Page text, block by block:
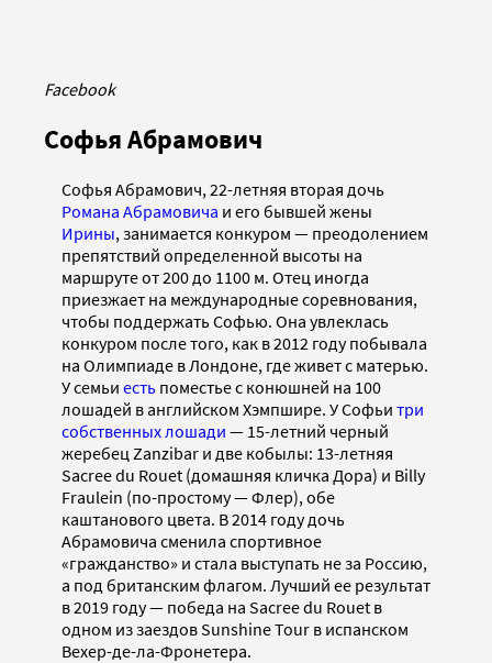
Facebook
Софья Абрамович
Софья Абрамович, 22-летняя вторая дочь
Романа Абрамовича и его бывшей жены
Ирины, занимается конкуром — преодолением
препятствий определенной высоты на
маршруте от 200 до 1100 м. Отец иногда
приезжает на международные соревнования,
чтобы поддержать Софью. Она увлеклась
конкуром после того, как в 2012 году побывала
на Олимпиаде в Лондоне, где живет с матерью.
У семьи есть поместье с конюшней на 100
лошадей в английском Хэмпшире. У Софьи три
собственных лошади — 15-летний черный
жеребец Zanzibar и две кобылы: 13-летняя
Sacree du Rouet (домашняя кличка Дора) и Billy
Fraulein (по-простому — Флер), обе
каштанового цвета. В 2014 году дочь
Абрамовича сменила спортивное
«гражданство» и стала выступать не за Россию,
а под британским флагом. Лучший ее результат
в 2019 году — победа на Sacree du Rouet в
одном из заездов Sunshine Tour в испанском
Вехер-де-ла-Фронетера.